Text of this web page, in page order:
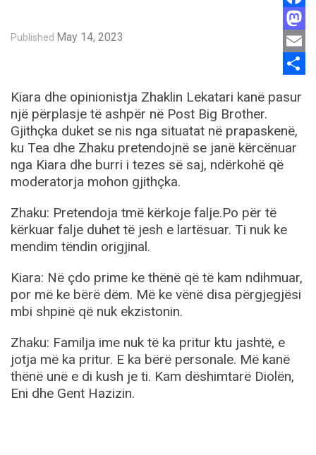
Published May 14, 2023
Email
Kiara dhe opinionistja Zhaklin Lekatari kanë pasur
një përplasje të ashpër në Post Big Brother.
Gjithçka duket se nis nga situatat në prapaskenë,
ku Tea dhe Zhaku pretendojnë se janë kërcënuar
nga Kiara dhe burri i tezes së saj, ndërkohë që
moderatorja mohon gjithçka.
Zhaku: Pretendoja tmë kërkoje falje.Po për të
kërkuar falje duhet të jesh e lartësuar. Ti nuk ke
mendim tëndin origjinal.
Kiara: Në çdo prime ke thënë që të kam ndihmuar,
por më ke bërë dëm. Më ke vënë disa përgjegjësi
mbi shpinë që nuk ekzistonin.
Zhaku: Familja ime nuk të ka pritur ktu jashtë, e
jotja më ka pritur. E ka bërë personale. Më kanë
thënë unë e di kush je ti. Kam dëshimtarë Diolën,
Eni dhe Gent Hazizin.